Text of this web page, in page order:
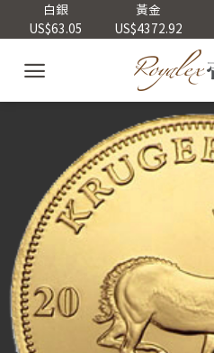
to
content
白銀
US$63.05
黃金
US$4372.92